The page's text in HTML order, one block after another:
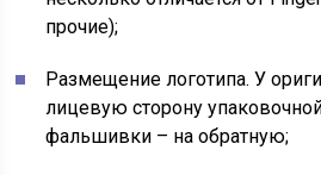
прочие);
Размещение логотипа. У
лицевую сторону
фальшивки – на обратную;